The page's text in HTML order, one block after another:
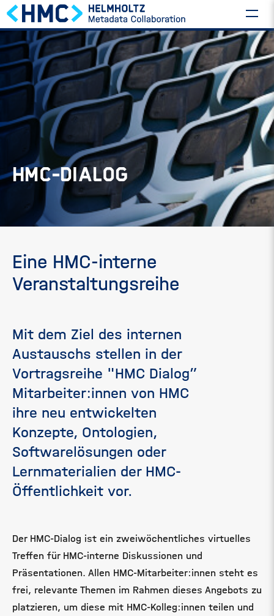
HMC-DIALOG
Eine HMC-interne
Veranstaltungsreihe
Mit dem Ziel des internen
Austauschs stellen in der
Vortragsreihe "HMC Dialog”
Mitarbeiter:innen von HMC
ihre neu entwickelten
Konzepte, Ontologien,
Softwarelösungen oder
Lernmaterialien der HMC-
Öffentlichkeit vor.
Der HMC-Dialog ist ein zweiwöchentliches virtuelles
Treffen für HMC-interne Diskussionen und
Präsentationen. Allen HMC-Mitarbeiter:innen steht es
frei, relevante Themen im Rahmen dieses Angebots zu
platzieren, um diese mit HMC-Kolleg:innen teilen und